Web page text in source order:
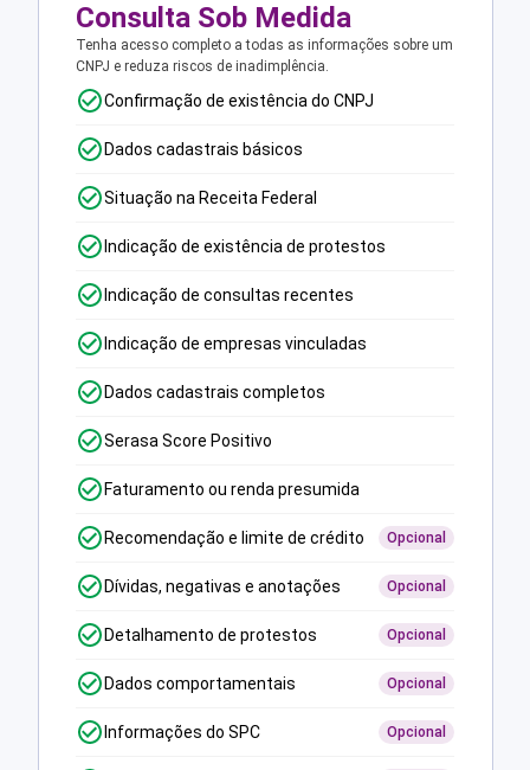
Consulta Sob Medida
Tenha acesso completo a todas as informações sobre um
CNPJ e reduza riscos de inadimplência.
Confirmação de existência do CNPJ
Dados cadastrais básicos
Situação na Receita Federal
Indicação de existência de protestos
Indicação de consultas recentes
Indicação de empresas vinculadas
Dados cadastrais completos
Serasa Score Positivo
Faturamento ou renda presumida
Recomendação e limite de crédito Opcional
Dívidas, negativas e anotações Opcional
Detalhamento de protestos Opcional
Dados comportamentais Opcional
Informações do SPC Opcional